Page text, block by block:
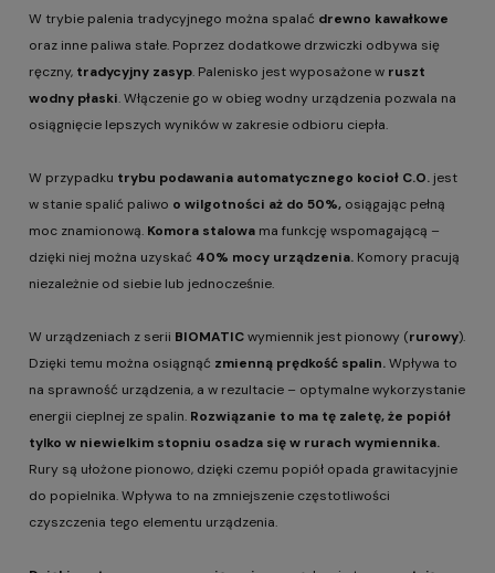
W trybie palenia tradycyjnego można spalać drewno kawałkowe
oraz inne paliwa stałe. Poprzez dodatkowe drzwiczki odbywa się
ręczny, tradycyjny zasyp. Palenisko jest wyposażone w ruszt
wodny płaski. Włączenie go w obieg wodny urządzenia pozwala na
osiągnięcie lepszych wyników w zakresie odbioru ciepła.
W przypadku trybu podawania automatycznego kocioł C.O. jest
w stanie spalić paliwo o wilgotności aż do 50%, osiągając pełną
moc znamionową. Komora stalowa ma funkcję wspomagającą –
dzięki niej można uzyskać 40% mocy urządzenia. Komory pracują
niezależnie od siebie lub jednocześnie.
W urządzeniach z serii BIOMATICwymiennik jest pionowy (rurowy).
Dzięki temu można osiągnąć zmienną prędkość spalin.Wpływa to
na sprawność urządzenia, a w rezultacie – optymalne wykorzystanie
energii cieplnej ze spalin. Rozwiązanie to ma tę zaletę, że popiół
tylko w niewielkim stopniu osadza się w rurach wymiennika.
Rury są ułożone pionowo, dzięki czemu popiół opada grawitacyjnie
do popielnika. Wpływa to na zmniejszenie częstotliwości
czyszczenia tego elementu urządzenia.